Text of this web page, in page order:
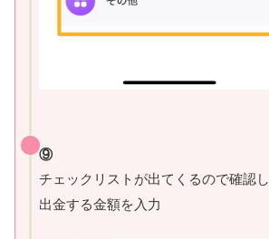
⑨
チェックリストが出てくるので確認し
出金する金額を入力